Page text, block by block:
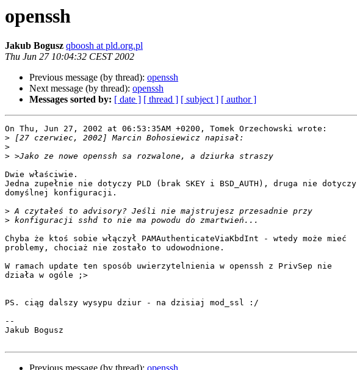
openssh
Jakub Bogusz qboosh at pld.org.pl
Thu Jun 27 10:04:32 CEST 2002
Previous message (by thread): openssh
Next message (by thread): openssh
Messages sorted by: [ date ] [ thread ] [ subject ] [ author ]
On Thu, Jun 27, 2002 at 06:53:35AM +0200, Tomek Orzechowski wrote:
>
>
>
Dwie właściwie.
Jedna zupełnie nie dotyczy PLD (brak SKEY i BSD_AUTH), druga nie dotyczy
domyślnej konfiguracji.
>
>
Chyba że ktoś sobie włączył PAMAuthenticateViaKbdInt - wtedy może mieć
problemy, chociaż nie zostało to udowodnione.
W ramach update ten sposób uwierzytelnienia w openssh z PrivSep nie
działa w ogóle ;>
PS. ciąg dalszy wysypu dziur - na dzisiaj mod_ssl :/
--
Jakub Bogusz